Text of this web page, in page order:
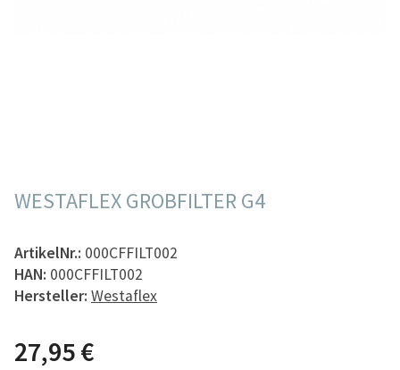
WESTAFLEX GROBFILTER G4
ArtikelNr.: 000CFFILT002
HAN: 000CFFILT002
Hersteller: Westaflex
27,95 €